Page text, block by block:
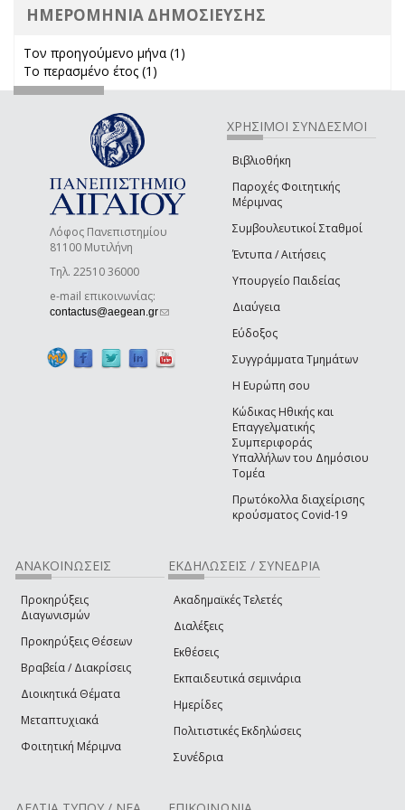
ΗΜΕΡΟΜΗΝΙΑ ΔΗΜΟΣΙΕΥΣΗΣ
Τον προηγούμενο μήνα (1)
Το περασμένο έτος (1)
Λόφος Πανεπιστημίου
81100 Μυτιλήνη
Τηλ. 22510 36000
e-mail επικοινωνίας:
contactus@aegean.gr(link sends e-mail)
ΧΡΗΣΙΜΟΙ ΣΥΝΔΕΣΜΟΙ
Βιβλιοθήκη
Παροχές Φοιτητικής
Μέριμνας
Συμβουλευτικοί Σταθμοί
Έντυπα / Αιτήσεις
Υπουργείο Παιδείας
Διαύγεια
Εύδοξος
Συγγράμματα Τμημάτων
Η Ευρώπη σου
Κώδικας Ηθικής και
Επαγγελματικής
Συμπεριφοράς
Υπαλλήλων του Δημόσιου
Τομέα
Πρωτόκολλα διαχείρισης
κρούσματος Covid-19
ΑΝΑΚΟΙΝΩΣΕΙΣ
Προκηρύξεις
Διαγωνισμών
Προκηρύξεις Θέσεων
Βραβεία / Διακρίσεις
Διοικητικά Θέματα
Μεταπτυχιακά
Φοιτητική Μέριμνα
ΕΚΔΗΛΩΣΕΙΣ / ΣΥΝΕΔΡΙΑ
Ακαδημαϊκές Τελετές
Διαλέξεις
Εκθέσεις
Εκπαιδευτικά σεμινάρια
Ημερίδες
Πολιτιστικές Εκδηλώσεις
Συνέδρια